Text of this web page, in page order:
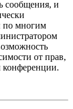
сообщения, и
по многим
от прав,
конференции.